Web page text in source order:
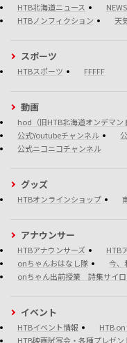
HTB北海道ニュース
HTBノンフィクション
天
スポーツ
HTBスポーツ FFFFF
動画
hod（旧HTB北海道オンデマン
公式Youtubeチャンネル
公式ニコニコチャンネル
グッズ
HTBオンラインショップ
アナウンサー
HTBアナウンサーズ HTB
onちゃんおはなし隊
今、
onちゃん出前授業 詩集サイ
イベント
HTBイベント情報
HTB
HTB映画試写会・各種プレゼン